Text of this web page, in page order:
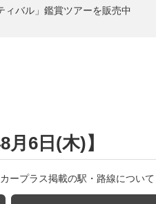
バル」鑑賞ツアーを販売中
6日(木)】
ープラス掲載の駅・路線について